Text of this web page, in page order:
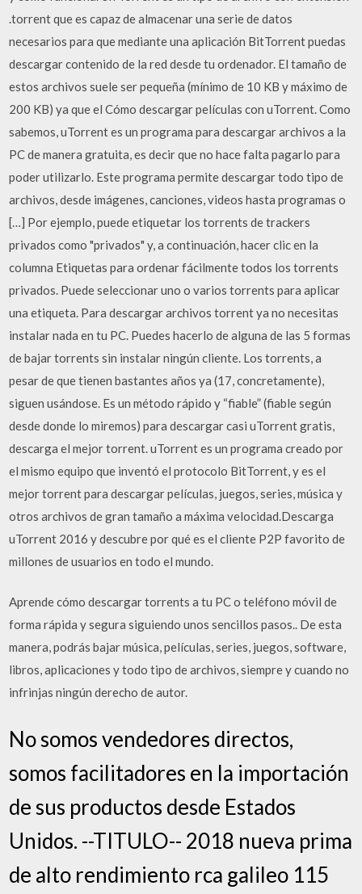
.torrent que es capaz de almacenar una serie de datos
necesarios para que mediante una aplicación BitTorrent puedas
descargar contenido de la red desde tu ordenador. El tamaño de
estos archivos suele ser pequeña (mínimo de 10 KB y máximo de
200 KB) ya que el Cómo descargar películas con uTorrent. Como
sabemos, uTorrent es un programa para descargar archivos a la
PC de manera gratuita, es decir que no hace falta pagarlo para
poder utilizarlo. Este programa permite descargar todo tipo de
archivos, desde imágenes, canciones, videos hasta programas o
[…] Por ejemplo, puede etiquetar los torrents de trackers
privados como "privados" y, a continuación, hacer clic en la
columna Etiquetas para ordenar fácilmente todos los torrents
privados. Puede seleccionar uno o varios torrents para aplicar
una etiqueta. Para descargar archivos torrent ya no necesitas
instalar nada en tu PC. Puedes hacerlo de alguna de las 5 formas
de bajar torrents sin instalar ningún cliente. Los torrents, a
pesar de que tienen bastantes años ya (17, concretamente),
siguen usándose. Es un método rápido y “fiable” (fiable según
desde donde lo miremos) para descargar casi uTorrent gratis,
descarga el mejor torrent. uTorrent es un programa creado por
el mismo equipo que inventó el protocolo BitTorrent, y es el
mejor torrent para descargar películas, juegos, series, música y
otros archivos de gran tamaño a máxima velocidad.Descarga
uTorrent 2016 y descubre por qué es el cliente P2P favorito de
millones de usuarios en todo el mundo.
Aprende cómo descargar torrents a tu PC o teléfono móvil de
forma rápida y segura siguiendo unos sencillos pasos.. De esta
manera, podrás bajar música, películas, series, juegos, software,
libros, aplicaciones y todo tipo de archivos, siempre y cuando no
infrinjas ningún derecho de autor.
No somos vendedores directos,
somos facilitadores en la importación
de sus productos desde Estados
Unidos. --TITULO-- 2018 nueva prima
de alto rendimiento rca galileo 115